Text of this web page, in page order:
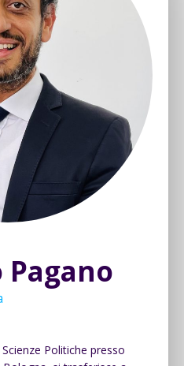
Pagano
Politiche presso